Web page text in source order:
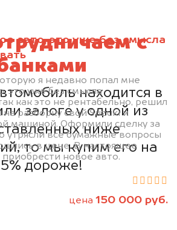
авто, это уже без смысла
я недавно попал мне
это уже без смысла
как это не рентабельно, решил
разборку свой Suzuki и
машиной. Оформили сделку за
утрясли все бумажные вопросы
в цене. В настоящее
новое авто.
цена 150 000 руб.
с
находится в
залоге у одной из
ниже
то мы купим его на
5% дороже!